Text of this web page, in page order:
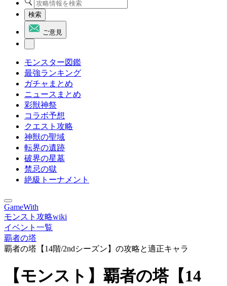
検索
ご意見
モンスター図鑑
最強ランキング
ガチャまとめ
ニュースまとめ
彩獣神祭
コラボ予想
クエスト攻略
神獣の聖域
転界の遺跡
破界の星墓
禁忌の獄
絶級トーナメント
GameWith
モンスト攻略wiki
イベント一覧
覇者の塔
覇者の塔【14階/2ndシーズン】の攻略と適正キャラ
【モンスト】覇者の塔【14